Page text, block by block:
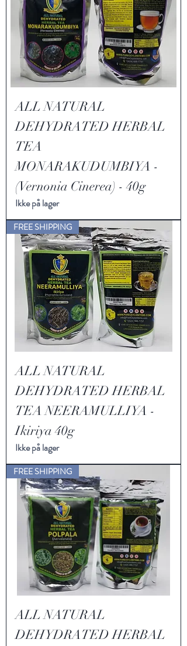
ALL NATURAL
DEHYDRATED HERBAL
TEA
MONARAKUDUMBIYA -
(Vernonia Cinerea) - 40g
Ikke på lager
FREE SHIPPING
ALL NATURAL
DEHYDRATED HERBAL
TEA NEERAMULLIYA -
Ikiriya 40g
Ikke på lager
FREE SHIPPING
ALL NATURAL
DEHYDRATED HERBAL